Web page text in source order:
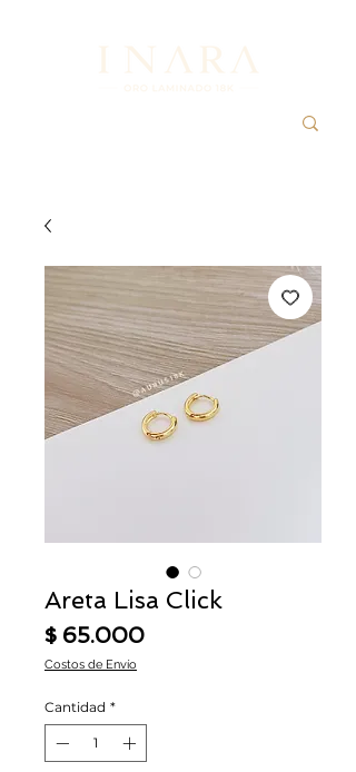
Areta Lisa Click
$ 65.000Precio
Costos de Envío
Cantidad *